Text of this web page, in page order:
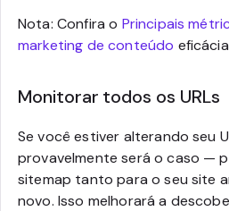
Nota: Confira o Principais
marketing de conteúdo
Monitorar todos os URLs
Se você estiver alterando seu
provavelmente será o caso —
sitemap tanto para o seu site
novo. Isso melhorará a